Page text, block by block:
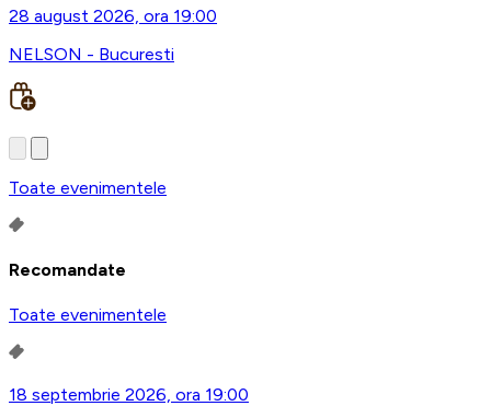
28 august 2026, ora 19:00
NELSON - Bucuresti
Toate evenimentele
Recomandate
Toate evenimentele
18 septembrie 2026, ora 19:00